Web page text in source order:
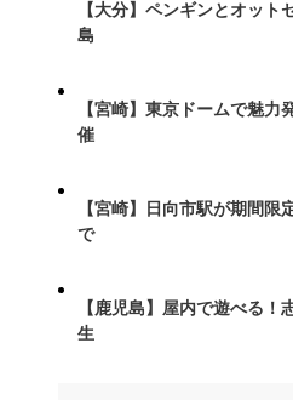
【大分】ペンギンとオット
島
【宮崎】東京ドームで魅力
催
【宮崎】日向市駅が期間限
で
【鹿児島】屋内で遊べる
生